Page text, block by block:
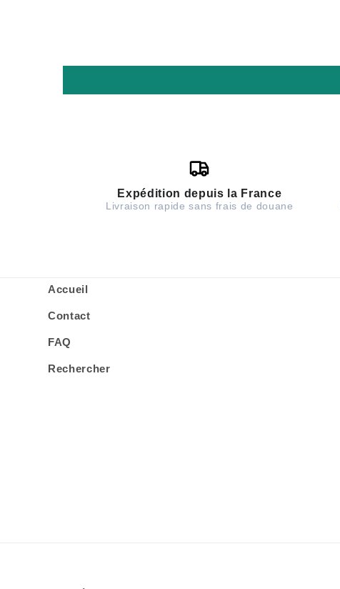
Expédition depuis la France
Livraison rapide sans frais de douane
Accueil
Contact
FAQ
Rechercher